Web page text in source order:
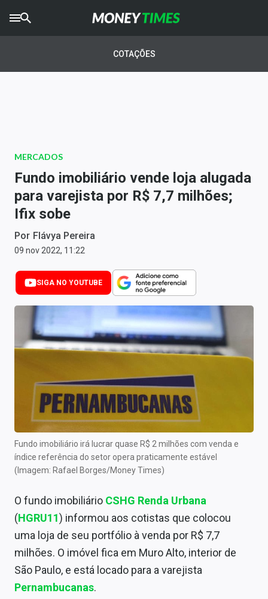
AGROTIMES
Newsletters
Money Trader
Anuncie
Últimas Notícias
Newsletters
Cotações
Comprar ou vender?
Carteiras Recomendadas
Central de Dividendos
Central de Fundos Imobiliários
Central dos IPOs
Renda Fixa
Mercados
Economia
Empresas
Brasil
COTAÇÕES
MERCADOS
Fundo imobiliário vende loja alugada
para varejista por R$ 7,7 milhões;
Ifix sobe
Por Flávya Pereira
09 nov 2022, 11:22
SIGA NO YOUTUBE
Fundo imobiliário irá lucrar quase R$ 2 milhões com venda e
índice referência do setor opera praticamente estável
(Imagem: Rafael Borges/Money Times)
O fundo imobiliário CSHG Renda Urbana
(HGRU11) informou aos cotistas que colocou
uma loja de seu portfólio à venda por R$ 7,7
milhões. O imóvel fica em Muro Alto, interior de
São Paulo, e está locado para a varejista
Pernambucanas.